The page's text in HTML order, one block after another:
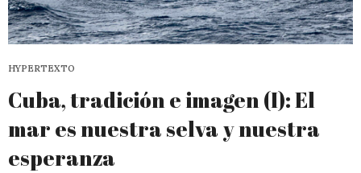
HYPERTEXTO
Cuba, tradición e imagen (I): El
mar es nuestra selva y nuestra
esperanza